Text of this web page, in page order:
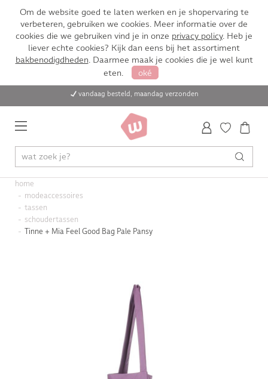
Om de website goed te laten werken en je shopervaring te
verbeteren, gebruiken we cookies. Meer informatie over de
cookies die we gebruiken vind je in onze privacy policy. Heb je
liever echte cookies? Kijk dan eens bij het assortiment
bakbenodigdheden. Daarmee maak je cookies die je wel kunt
eten.
oké
vandaag besteld, maandag verzonden
home
modeaccessoires
tassen
schoudertassen
Tinne + Mia Feel Good Bag Pale Pansy